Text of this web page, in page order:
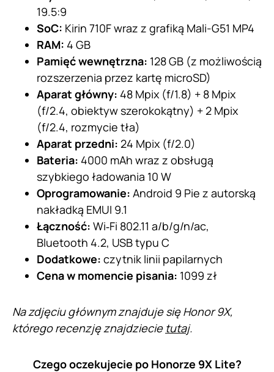
19.5:9
SoC: Kirin 710F wraz z grafiką Mali-G51 MP4
RAM: 4 GB
Pamięć wewnętrzna: 128 GB (z możliwością
rozszerzenia przez kartę microSD)
Aparat główny: 48 Mpix (f/1.8) + 8 Mpix
(f/2.4, obiektyw szerokokątny) + 2 Mpix
(f/2.4, rozmycie tła)
Aparat przedni: 24 Mpix (f/2.0)
Bateria: 4000 mAh wraz z obsługą
szybkiego ładowania 10 W
Oprogramowanie: Android 9 Pie z autorską
nakładką EMUI 9.1
Łączność: Wi‑Fi 802.11 a/b/g/n/ac,
Bluetooth 4.2, USB typu C
Dodatkowe: czytnik linii papilarnych
Cena w momencie pisania: 1099 zł
Na zdjęciu głównym znajduje się Honor 9X,
którego recenzję znajdziecie tutaj.
Czego oczekujecie po Honorze 9X Lite?